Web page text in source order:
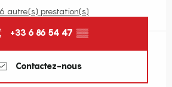
autre(s) prestation(s)
+33 6 86 54 47 ▒▒
Contactez-nous